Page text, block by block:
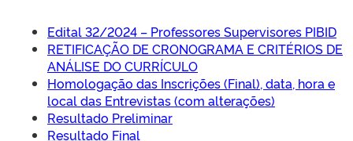
Edital 32/2024 – Professores Supervisores PIBID
RETIFICAÇÃO DE CRONOGRAMA E CRITÉRIOS DE
ANÁLISE DO CURRÍCULO
Homologação das Inscrições (Final), data, hora e
local das Entrevistas (com alterações)
Resultado Preliminar
Resultado Final